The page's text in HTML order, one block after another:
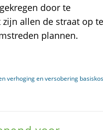
door te
allen de straat op
plannen.
verhoging en versobering